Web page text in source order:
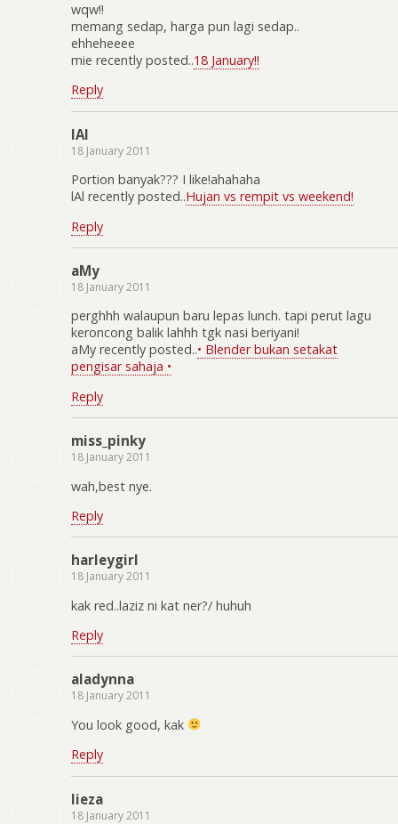
wqw!!
memang sedap, harga pun lagi sedap..
ehheheeee
mie recently posted..18 January!!
Reply
lAl
18 January 2011
Portion banyak??? I like!ahahaha
lAl recently posted..Hujan vs rempit vs weekend!
Reply
aMy
18 January 2011
perghhh walaupun baru lepas lunch. tapi perut lagu
keroncong balik lahhh tgk nasi beriyani!
aMy recently posted..• Blender bukan setakat
pengisar sahaja •
Reply
miss_pinky
18 January 2011
wah,best nye.
Reply
harleygirl
18 January 2011
kak red..laziz ni kat ner?/ huhuh
Reply
aladynna
18 January 2011
You look good, kak
Reply
lieza
18 January 2011